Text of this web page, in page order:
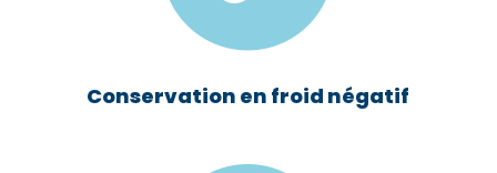
Conservation en froid négatif